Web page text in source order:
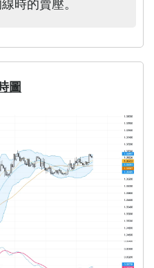
時的賣壓。
圖